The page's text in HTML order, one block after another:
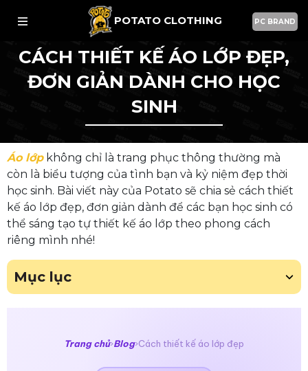
POTATO CLOTHING PC BRAND
CÁCH THIẾT KẾ ÁO LỚP ĐẸP,
ĐƠN GIẢN DÀNH CHO HỌC
SINH
Áo lớpkhông chỉ là trang phục thông thường mà
còn là biểu tượng của tình bạn và kỷ niệm đẹp thời
học sinh. Bài viết này của Potato sẽ chia sẻ cách thiết
kế áo lớp đẹp, đơn giản dành để các bạn học sinh có
thể sáng tạo tự thiết kế áo lớp theo phong cách
riêng mình nhé!
Mục lục
Trang chủ›Blog›Cách thiết kế áo lớp đẹp